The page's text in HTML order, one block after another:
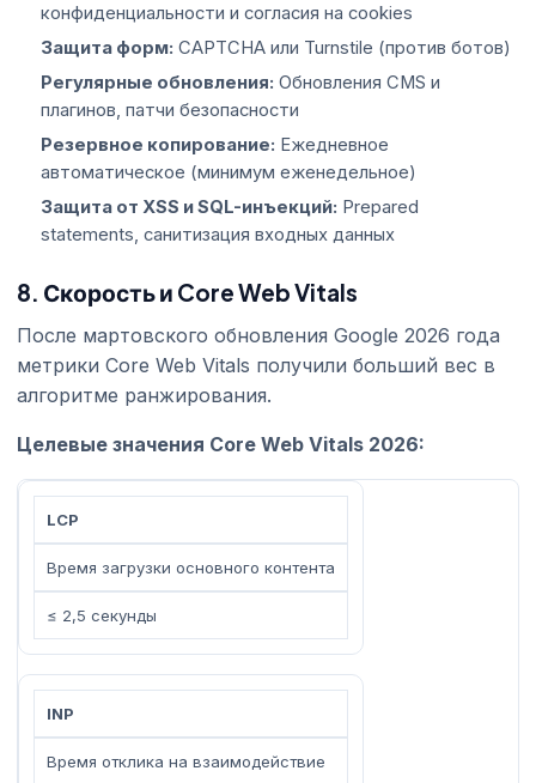
конфиденциальности и согласия на cookies
Защита форм: CAPTCHA или Turnstile (против ботов)
Регулярные обновления: Обновления CMS и
плагинов, патчи безопасности
Резервное копирование: Ежедневное
автоматическое (минимум еженедельное)
Защита от XSS и SQL-инъекций: Prepared
statements, санитизация входных данных
8. Скорость и Core Web Vitals
После мартовского обновления Google 2026 года
метрики Core Web Vitals получили больший вес в
алгоритме ранжирования.
Целевые значения Core Web Vitals 2026:
LCP
Время загрузки основного контента
≤ 2,5 секунды
INP
Время отклика на взаимодействие